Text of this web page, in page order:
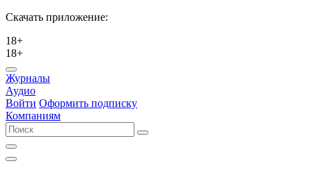
Скачать приложение:
18+
18+
Журналы
Аудио
Войти Оформить подписку
Компаниям